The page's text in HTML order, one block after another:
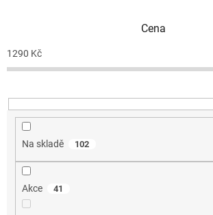
p
r
u
Cena
1290 Kč
Na skladě 102
Akce 41